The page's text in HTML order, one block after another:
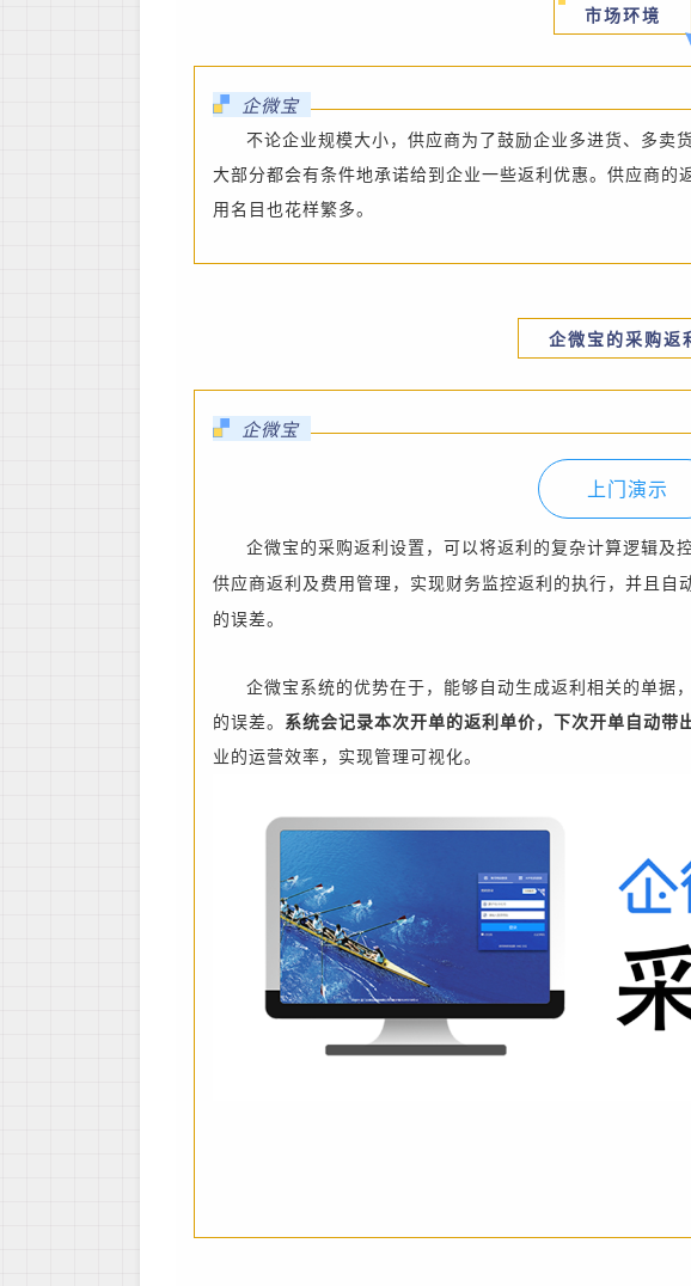
市场环境
企微宝
不论企业规模大小，供应商为了鼓励企业多进货、多卖
大部分都会有条件地承诺给到企业一些返利优惠。供应商的
用名目也花样繁多。
企微宝的采购返
企微宝
上门演示
企微宝的采购返利设置，可以将返利的复杂计算逻辑及
供应商返利及费用管理，实现财务监控返利的执行 ， 并且自
的误差。
企微宝系统的优势在于，能够自动生成返利相关的单据
的误差。 系统会记录本次开单的返利单价，下次开单自动带
业的运营效率，实现管理可视化。